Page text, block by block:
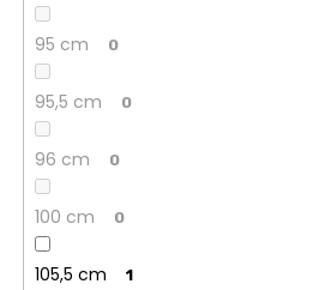
95 cm 0
95,5 cm 0
96 cm 0
100 cm 0
105,5 cm 1